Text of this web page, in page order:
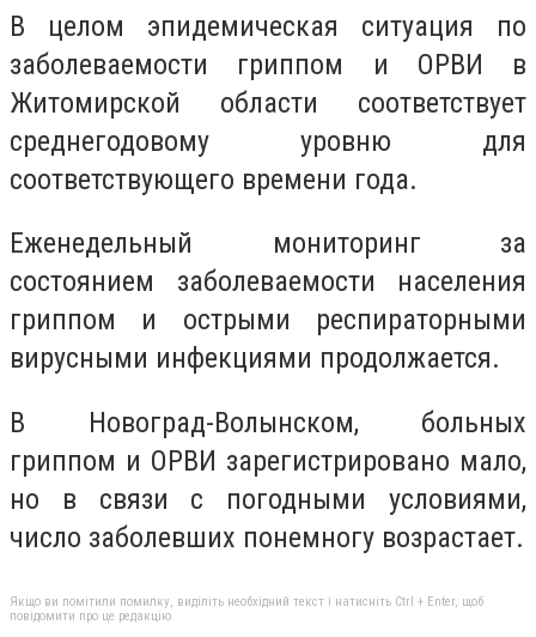
В целом эпидемическая ситуация по
заболеваемости гриппом и ОРВИ в
Житомирской области соответствует
среднегодовому уровню для
соответствующего времени года.
Еженедельный мониторинг за
состоянием заболеваемости населения
гриппом и острыми респираторными
вирусными инфекциями продолжается.
В Новоград-Волынском, больных
гриппом и ОРВИ зарегистрировано мало,
но в связи с погодными условиями,
число заболевших понемногу возрастает.
Якщо ви помітили помилку, виділіть необхідний текст і натисніть Ctrl + Enter, щоб
повідомити про це редакцію